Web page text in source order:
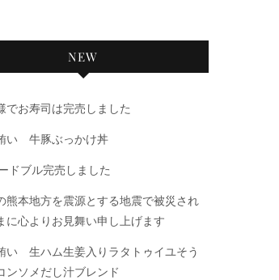
NEW
でお寿司は完売しました
い 牛豚ぶっかけ丼
ドブル完売しました
熊本地方を震源とする地震で被災され
に心よりお見舞い申し上げます
い 生ハム生姜入りラタトゥイユそう
ソメだし汁ブレンド